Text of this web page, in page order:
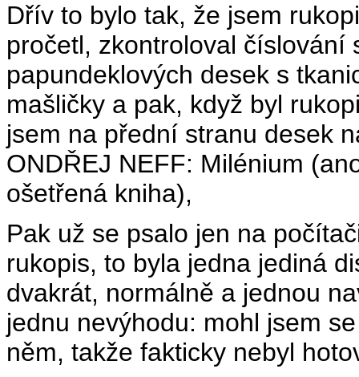
Dřív to bylo tak, že jsem
pročetl, zkontroloval číslování
papundeklových desek s
mašličky a pak, když byl
jsem na přední stranu desek
ONDŘEJ NEFF: Milénium
ošetřená kniha),
Pak už se psalo jen na
rukopis, to byla jedna jediná
dvakrát, normálně a jednou
jednu nevýhodu: mohl jsem
něm, takže fakticky nebyl